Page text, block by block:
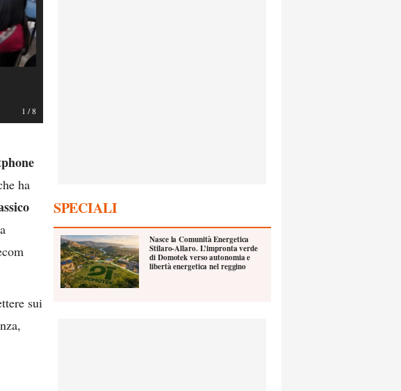
1 /8
ha
sui
SPECIALI
Nasce la Comunità Energetica
Stilaro-Allaro. L’impronta verde
di Domotek verso autonomia e
libertà energetica nel reggino